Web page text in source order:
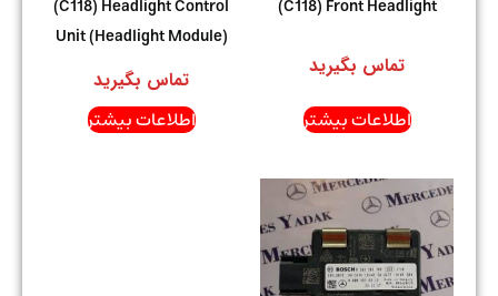
(C118) Front Headlight
تماس بگیرید
اطلاعات بیشتر
(C118) Headlight Control
Unit (Headlight Module)
تماس بگیرید
اطلاعات بیشتر